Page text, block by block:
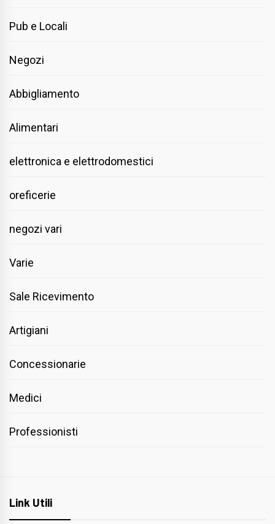
Pub e Locali
Negozi
Abbigliamento
Alimentari
elettronica e elettrodomestici
oreficerie
negozi vari
Varie
Sale Ricevimento
Artigiani
Concessionarie
Medici
Professionisti
Link Utili